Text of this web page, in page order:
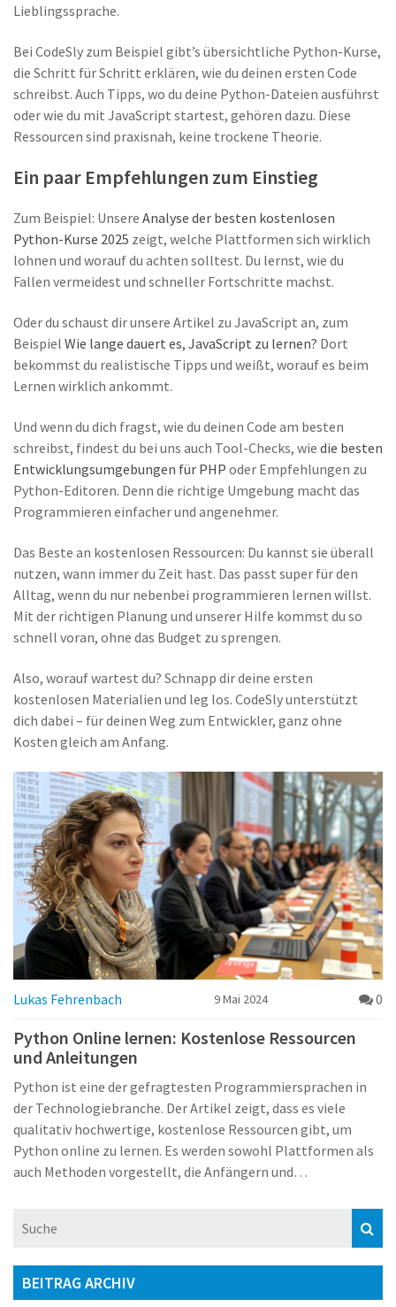
Lieblingssprache.
Bei CodeSly zum Beispiel gibt’s übersichtliche Python-Kurse,
die Schritt für Schritt erklären, wie du deinen ersten Code
schreibst. Auch Tipps, wo du deine Python-Dateien ausführst
oder wie du mit JavaScript startest, gehören dazu. Diese
Ressourcen sind praxisnah, keine trockene Theorie.
Ein paar Empfehlungen zum Einstieg
Zum Beispiel: Unsere Analyse der besten kostenlosen
Python-Kurse 2025 zeigt, welche Plattformen sich wirklich
lohnen und worauf du achten solltest. Du lernst, wie du
Fallen vermeidest und schneller Fortschritte machst.
Oder du schaust dir unsere Artikel zu JavaScript an, zum
Beispiel Wie lange dauert es, JavaScript zu lernen? Dort
bekommst du realistische Tipps und weißt, worauf es beim
Lernen wirklich ankommt.
Und wenn du dich fragst, wie du deinen Code am besten
schreibst, findest du bei uns auch Tool-Checks, wie die besten
Entwicklungsumgebungen für PHP oder Empfehlungen zu
Python-Editoren. Denn die richtige Umgebung macht das
Programmieren einfacher und angenehmer.
Das Beste an kostenlosen Ressourcen: Du kannst sie überall
nutzen, wann immer du Zeit hast. Das passt super für den
Alltag, wenn du nur nebenbei programmieren lernen willst.
Mit der richtigen Planung und unserer Hilfe kommst du so
schnell voran, ohne das Budget zu sprengen.
Also, worauf wartest du? Schnapp dir deine ersten
kostenlosen Materialien und leg los. CodeSly unterstützt
dich dabei – für deinen Weg zum Entwickler, ganz ohne
Kosten gleich am Anfang.
Lukas Fehrenbach 9 Mai 2024 0
Python Online lernen: Kostenlose Ressourcen
und Anleitungen
Python ist eine der gefragtesten Programmiersprachen in
der Technologiebranche. Der Artikel zeigt, dass es viele
qualitativ hochwertige, kostenlose Ressourcen gibt, um
Python online zu lernen. Es werden sowohl Plattformen als
auch Methoden vorgestellt, die Anfängern und
Programmierfähigkeiten zu verbessern. Der Artikel bietet
praktische Tipps und interessante Fakten, um das Lernen
BEITRAG ARCHIV